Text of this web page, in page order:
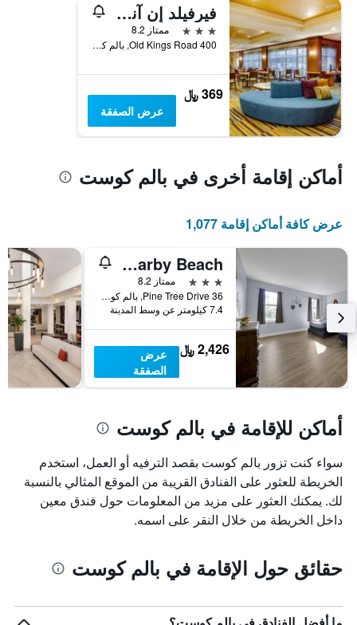
فيرفيلد إن آند سويتس بالم كوست آ-95
3 نجوم
ممتاز 8.2
400 Old Kings Road, بالم كوست, FL, الولايات المتحدة الأميريكية
369 ﷼
عرض الصفقة
أماكن إقامة أخرى في بالم كوست
عرض كافة أماكن إقامة 1,077
Salty Heated Pool Escape - Nearby Beach
3 نجوم
ممتاز 8.2
36 Pine Tree Drive, بالم كوست, FL, الولايات المتحدة الأميريكية
7.4 كيلومتر عن وسط المدينة
2,426 ﷼
عرض
الصفقة
أماكن للإقامة في بالم كوست
سواء كنت تزور بالم كوست بقصد الترفيه أو العمل، استخدم
الخريطة للعثور على الفنادق القريبة من الموقع المثالي بالنسبة
لك. يمكنك العثور على مزيد من المعلومات حول فندق معين
داخل الخريطة من خلال النقر على اسمه.
حقائق حول الإقامة في بالم كوست